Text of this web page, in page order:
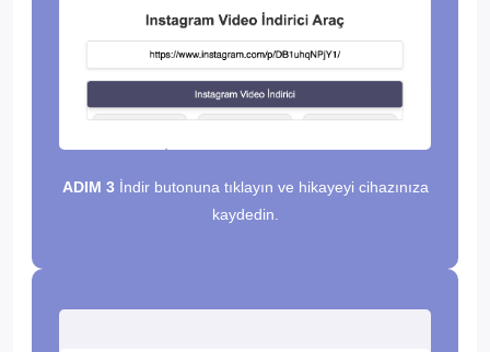
ADIM 3İndir butonuna tıklayın ve hikayeyi cihazınıza
kaydedin.